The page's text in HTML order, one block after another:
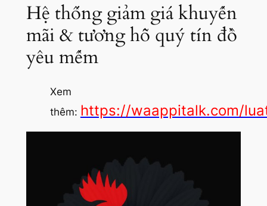
Hệ thống giảm giá khuyến
mãi & tương hỗ quý tín đồ
yêu mếm
Xem
thêm: https://waappitalk.com/